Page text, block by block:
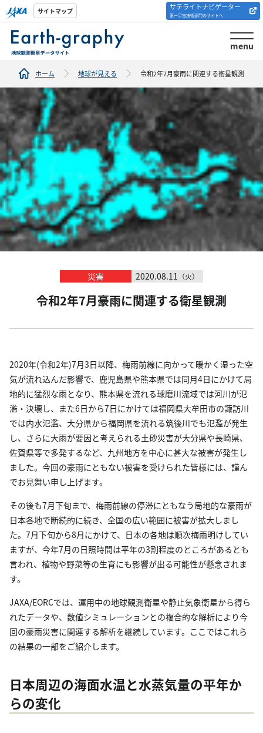
サイトマップ サテライトナビゲーター
第一宇宙技術部門のサイトへ
menu
解析ツール/サイトの
紹介
ホーム 地球が見える 令和2年7月豪雨に関連する衛星観測
災害 2020.08.11 （火）
令和2年7月豪雨に関連する衛星観測
2020年(令和2年)7月3日以降、梅雨前線に向かって暖かく湿った空
気が流れ込んだ影響で、鹿児島県や熊本県では同月4日にかけて局
地的に猛烈な雨となり、熊本県を流れる球磨川流域では河川が氾
濫・決壊し、また6日から7日にかけては福岡県大牟田市の諏訪川
では内水氾濫、大分県から福岡県を流れる筑後川でも氾濫が発生
し、さらに大雨が要因と考えられる土砂災害が大分県や長崎県、
佐賀県等で多発するなど、九州地方を中心に甚大な被害が発生し
ました。今回の豪雨にともない被害を受けられた皆様には、謹ん
でお見舞い申し上げます。
その後も7月下旬まで、梅雨前線の停滞にともなう局地的な豪雨が
日本各地で断続的に続き、全国の広い範囲に被害が拡大しまし
た。7月下旬から8月にかけて、日本の各地は順次梅雨明けしてい
ますが、今年7月の日照時間は平年の3割程度のところがあるとも
言われ、植物や野菜等の生育にも影響が出る可能性が懸念されま
す。
JAXA/EORCでは、運用中の地球観測衛星や静止気象衛星から得ら
れたデータや、数値シミュレーションとの複合的な解析により今
回の豪雨災害に関連する解析を継続しています。ここではこれら
の結果の一部をご紹介します。
日本周辺の海面水温と水蒸気量の平年か
らの変化